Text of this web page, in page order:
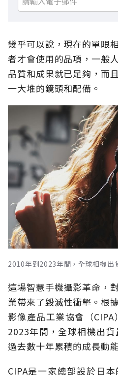
幾乎可以說，現在的單眼
者才會使用的品項，一般
品質和成果就已足夠，而
一大堆的鏡頭和配備。
2010年到2023年間，全球相機
這場智慧手機攝影革命，
業帶來了毀滅性衝擊。根
影像產品工業協會（
2023年間，全球相機出
過去數十年累積的成長動
CIPA是一家總部設於日